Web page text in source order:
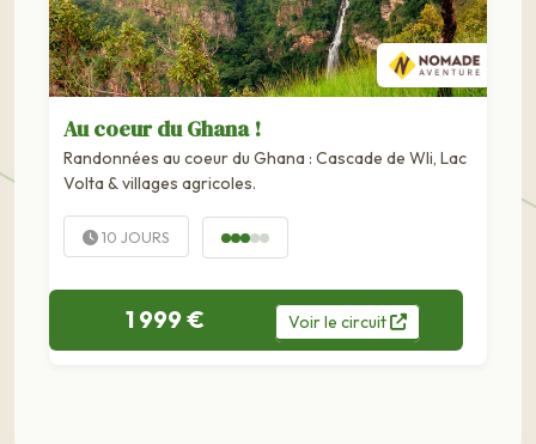
Au coeur du Ghana !
Randonnées au coeur du Ghana : Cascade de Wli, Lac
Volta & villages agricoles.
10 JOURS
1 999 € Voirle circuit